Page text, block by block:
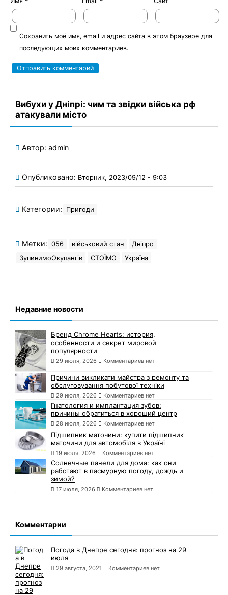
Сохранить моё имя, email и адрес сайта в этом браузере для
последующих моих комментариев.
Вибухи у Дніпрі: чим та звідки війська рф
атакували місто
Автор: admin
Опубликовано: Вторник, 2023/09/12 - 9:03
Категории: Пригоди
Метки: 056 військовий стан
Дніпро
ЗупинимоОкупантів
СТОЇМО Україна
Недавние новости
Бренд Chrome Hearts: история,
особенности и секрет мировой
популярности
29 июля, 2026 Комментариев нет
Причини викликати майстра з ремонту та
обслуговування побутової техніки
29 июля, 2026 Комментариев нет
Гнатология и имплантация зубов:
причины обратиться в хороший центр
28 июля, 2026 Комментариев нет
Підшипник маточини: купити підшипник
маточини для автомобіля в Україні
19 июля, 2026 Комментариев нет
Солнечные панели для дома: как они
работают в пасмурную погоду, дождь и
зимой?
17 июля, 2026 Комментариев нет
Комментарии
Погода в Днепре сегодня: прогноз на 29
июля
29 августа, 2021 Комментариев нет